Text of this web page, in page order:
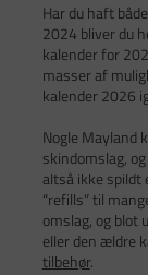
Har du haft
2024 bliver du
kalender for
masser af
kalender 2026
Nogle Mayland
skindomslag,
altså ikke spildt
“refills” til
omslag, og blot
eller den ældre
tilbehør.